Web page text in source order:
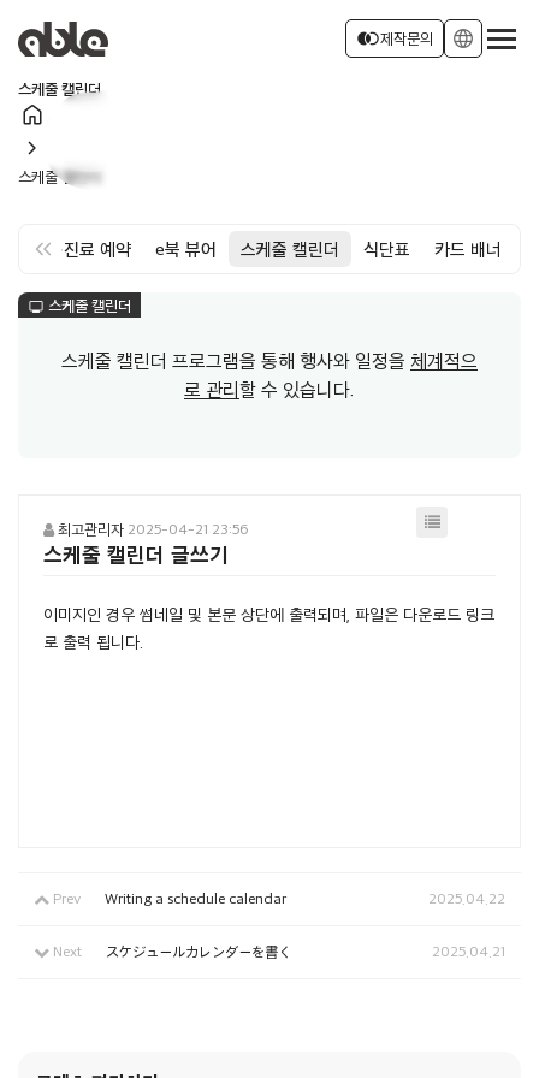
join_left제작문의 language
스케줄 캘린더
home
chevron_right
스케줄 캘린더
keyboard_double_arrow_left
면회·진료 예약 e북 뷰어 스케줄 캘린더 식단표 카드 배너
monitor 스케줄 캘린더
스케줄 캘린더 프로그램을 통해 행사와 일정을 체계적으
로 관리할 수 있습니다.
최고관리자 2025-04-21 23:56
스케줄 캘린더 글쓰기
이미지인 경우 썸네일 및 본문 상단에 출력되며, 파일은 다운로드 링크
로 출력 됩니다.
Prev Writing a schedule calendar 2025.04.22
Next スケジュールカレンダーを書く 2025.04.21